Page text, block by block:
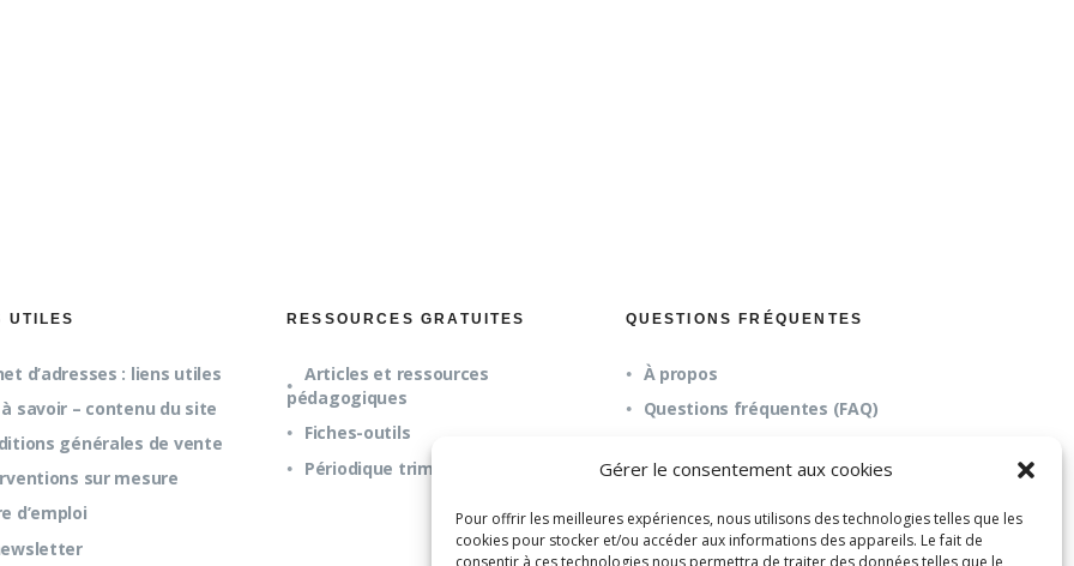
Gérer le consentement aux cookies
Pour offrir les meilleures expériences, nous utilisons des technologies telles que les
cookies pour stocker et/ou accéder aux informations des appareils. Le fait de
consentir à ces technologies nous permettra de traiter des données telles que le
UTILES
d’adresses : liens utiles
à savoir – contenu du site
générales de vente
sur mesure
d’emploi
RESSOURCES GRATUITES
Articles et ressources
pédagogiques
Fiches-outils
Périodique trimestriel
QUESTIONS FRÉQUENTES
À propos
Questions fréquentes (FAQ)